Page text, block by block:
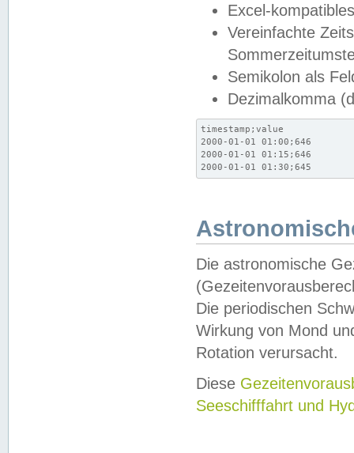
Excel-
Vereinfachte
Semikolon als
Dezimalkomma
timestamp;value
2000-01-01 01:00;646
2000-01-01 01:15;646
2000-01-01 01:30;645
Die astronomische
Die periodischen
Wirkung von Mond
Rotation verursacht.
Diese
Seeschifffahrt und